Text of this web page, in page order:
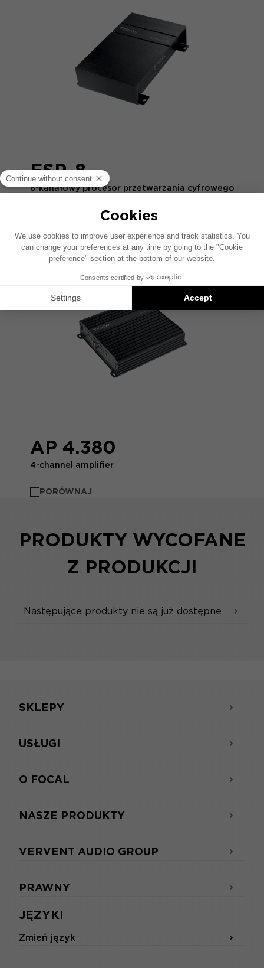
FSP-8
8-kanałowy procesor przetwarzania cyfrowego
AP 4.380
4-channel amplifier
PORÓWNAJ
PRODUKTY WYCOFANE
Z PRODUKCJI
Następujące produkty nie są już dostępne
JĘZYKI
Zmień język
SKLEPY
USŁUGI
O FOCAL
NASZE PRODUKTY
VERVENT AUDIO GROUP
PRAWNY